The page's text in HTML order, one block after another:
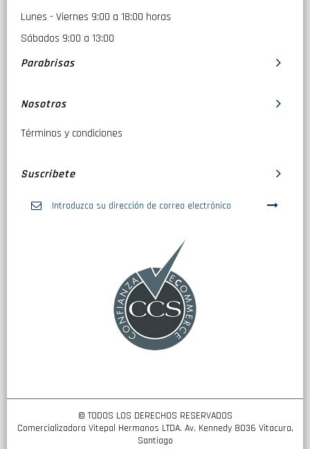
Lunes - Viernes 9:00 a 18:00 horas
Sábados 9:00 a 13:00
Parabrisas
Nosotros
Términos y condiciones
Suscribete
© TODOS LOS DERECHOS RESERVADOS
Comercializadora Vitepal Hermanos LTDA. Av. Kennedy 8036 Vitacura,
Santiago